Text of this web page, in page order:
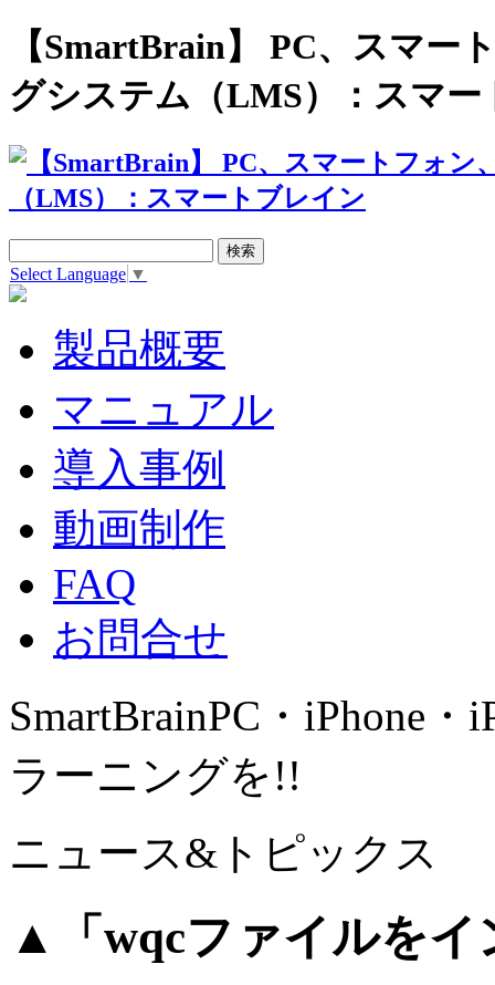
【SmartBrain】 PC、スマー
グシステム（LMS）：スマー
Select Language ▼
製品概要
マニュアル
導入事例
動画制作
FAQ
お問合せ
SmartBrainPC・iPhone・
ラーニングを!!
ニュース&トピックス
▲「wqcファイルをイ